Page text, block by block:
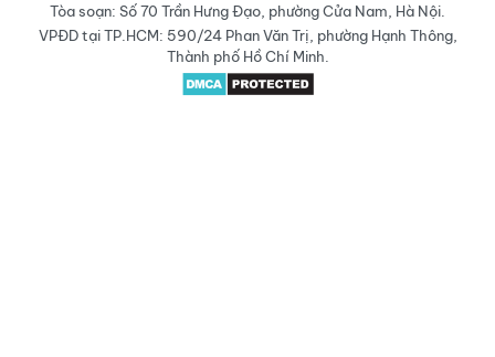
Tòa soạn: Số 70 Trần Hưng Đạo, phường Cửa Nam, Hà Nội.
VPĐD tại TP.HCM: 590/24 Phan Văn Trị, phường Hạnh Thông,
Thành phố Hồ Chí Minh.